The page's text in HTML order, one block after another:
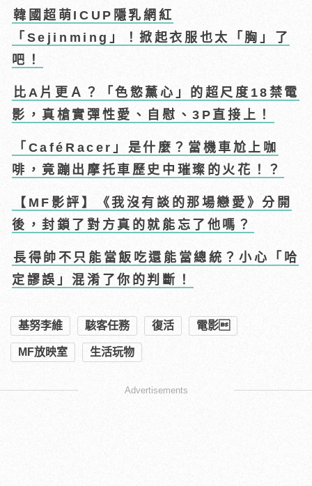
韓國超萌ICUP隱乳網紅
「Sejinming」！掀起衣服也太「胸」了
吧！
比A片更Ａ？「色慾薰心」的超尺度18禁電
影，真槍實彈性愛、自慰、3P直接上！
「CaféRacer」是什麼？當機車尬上咖
啡，竟蹦出摩托車歷史中璀璨的火花！？
【MF影評】《我沒有談的那場戀愛》分開
後，封鎖了對方真的就能忘了他嗎？
長得帥不只能當飯吃還能當總統？小心「哈
定謬誤」混淆了你的判斷！
基努李維 駭客任務 復活 電影
MF放映室 生活玩物
Advertisements